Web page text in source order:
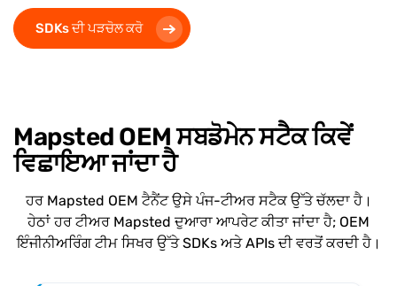
SDKs ਦੀ ਪੜਚੋਲ ਕਰੋ
Mapsted OEM ਸਬਡੋਮੇਨ ਸਟੈਕ ਕਿਵੇਂ
ਵਿਛਾਇਆ ਜਾਂਦਾ ਹੈ
ਹਰ Mapsted OEM ਟੈਨੈਂਟ ਉਸੇ ਪੰਜ-ਟੀਅਰ ਸਟੈਕ ਉੱਤੇ ਚੱਲਦਾ ਹੈ।
ਹੇਠਾਂ ਹਰ ਟੀਅਰ Mapsted ਦੁਆਰਾ ਆਪਰੇਟ ਕੀਤਾ ਜਾਂਦਾ ਹੈ; OEM
ਇੰਜੀਨੀਅਰਿੰਗ ਟੀਮ ਸਿਖਰ ਉੱਤੇ SDKs ਅਤੇ APIs ਦੀ ਵਰਤੋਂ ਕਰਦੀ ਹੈ।